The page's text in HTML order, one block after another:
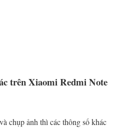
trên Xiaomi Redmi Note
chụp ảnh thì các thông số khác